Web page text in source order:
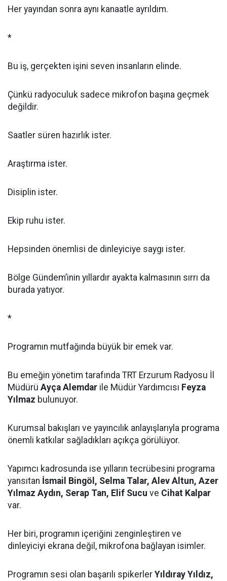
Her yayından sonra aynı kanaatle ayrıldım.
*
Bu iş, gerçekten işini seven insanların elinde.
Çünkü radyoculuk sadece mikrofon başına geçmek
değildir.
Saatler süren hazırlık ister.
Araştırma ister.
Disiplin ister.
Ekip ruhu ister.
Hepsinden önemlisi de dinleyiciye saygı ister.
Bölge Gündem’inin yıllardır ayakta kalmasının sırrı da
burada yatıyor.
*
Programın mutfağında büyük bir emek var.
Bu emeğin yönetim tarafında TRT Erzurum Radyosu İl
Müdürü Ayça Alemdar ile Müdür Yardımcısı Feyza
Yılmaz bulunuyor.
Kurumsal bakışları ve yayıncılık anlayışlarıyla programa
önemli katkılar sağladıkları açıkça görülüyor.
Yapımcı kadrosunda ise yılların tecrübesini programa
yansıtan İsmail Bingöl, Selma Talar, Alev Altun, Azer
Yılmaz Aydın, Serap Tan, Elif Sucu ve Cihat Kalpar
var.
Her biri, programın içeriğini zenginleştiren ve
dinleyiciyi ekrana değil, mikrofona bağlayan isimler.
Programın sesi olan başarılı spikerler Yıldıray Yıldız,